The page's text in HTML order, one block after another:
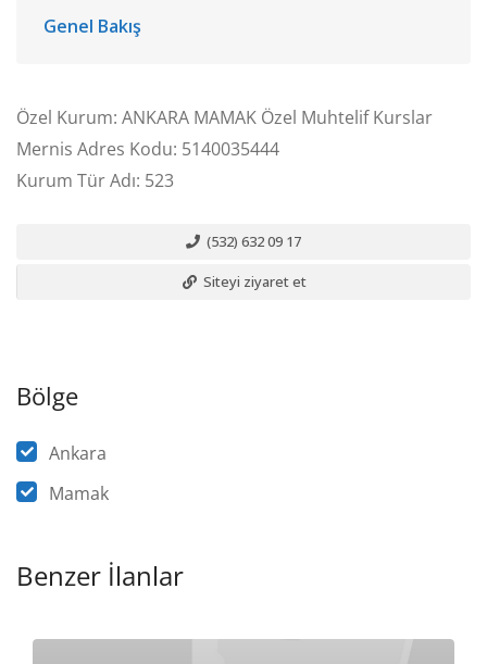
Genel Bakış
Özel Kurum: ANKARA MAMAK Özel Muhtelif Kurslar
Mernis Adres Kodu: 5140035444
Kurum Tür Adı: 523
(532) 632 09 17
Siteyi ziyaret et
Bölge
Ankara
Mamak
Benzer İlanlar